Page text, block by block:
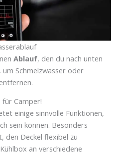
Ablauf, den du nach unten
Schmelzwasser oder
für Camper!
einige sinnvolle Funktionen,
sein können. Besonders
den Deckel flexibel zu
an verschiedene